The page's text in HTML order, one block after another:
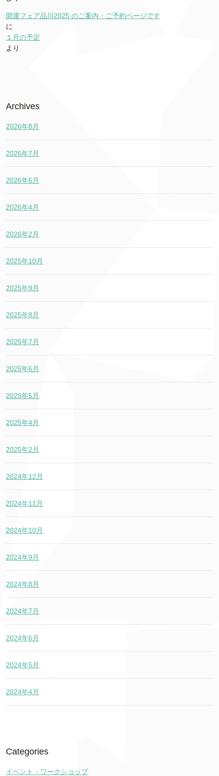
開運フェア品川2025 のご案内・ご予約ページです
に
１月の予定
より
Archives
2026年8月
2026年7月
2026年6月
2026年4月
2026年2月
2025年10月
2025年9月
2025年8月
2025年7月
2025年6月
2025年5月
2025年4月
2025年2月
2024年12月
2024年11月
2024年10月
2024年9月
2024年8月
2024年7月
2024年6月
2024年5月
2024年4月
Categories
イベント・ワークショップ